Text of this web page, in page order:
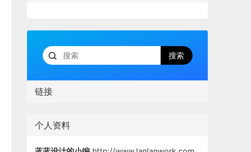
链接
个人资料